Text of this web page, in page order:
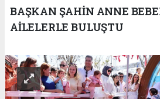
BAŞKAN ŞAHİN ANNE
AİLELERLE BULUŞTU